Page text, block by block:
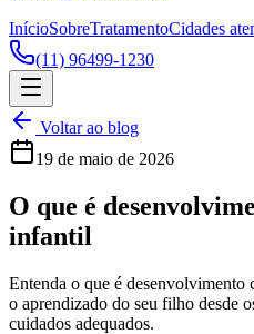
InícioSobreTratamentoCidades
(11) 96499-1230
Voltar ao blog
19 de maio de 2026
O que é
infantil
Entenda o que é
o aprendizado do seu filho desde
cuidados adequados.